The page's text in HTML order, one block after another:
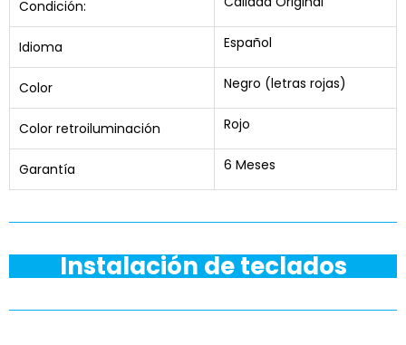
Condición:
Idioma Español
Color Negro (letras rojas)
Color retroiluminación Rojo
Garantía 6 Meses
Instalación de teclados